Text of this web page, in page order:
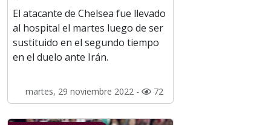
El atacante de Chelsea fue llevado
al hospital el martes luego de ser
sustituido en el segundo tiempo
en el duelo ante Irán.
martes, 29 noviembre 2022 - 72